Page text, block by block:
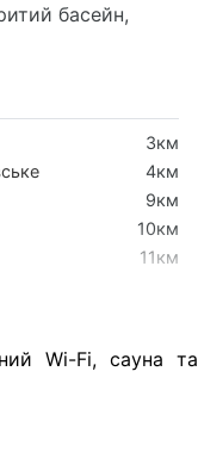
басейн,
3км
4км
9км
10км
11км
Wi-Fi, сауна та